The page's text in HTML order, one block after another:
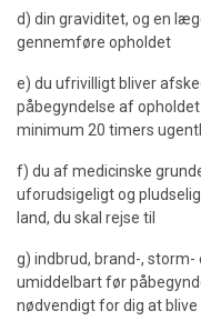
d) din graviditet, og en
gennemføre opholdet
e) du ufrivilligt bliver
påbegyndelse af
minimum 20 timers
f) du af medicinske
uforudsigeligt og
land, du skal rejse til
g) indbrud, brand-, storm-
umiddelbart før
nødvendigt for dig at